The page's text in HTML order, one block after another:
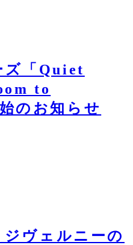
ズ「Quiet
to
のお知らせ
ヴェルニーの